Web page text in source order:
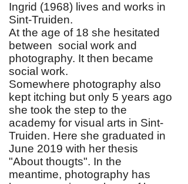
Ingrid (1968) lives and works in
Sint-Truiden.
At the age of 18 she hesitated
between social work and
photography. It then became
social work.
Somewhere photography also
kept itching but only 5 years ago
she took the step to the
academy for visual arts in Sint-
Truiden. Here she graduated in
June 2019 with her thesis
"About thougts". In the
meantime, photography has